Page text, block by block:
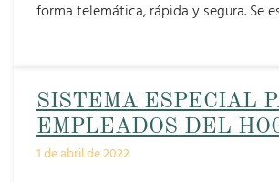
forma telemática, rápida y segura. Se
SISTEMA ESPECIAL
EMPLEADOS DEL
1 de abril de 2022